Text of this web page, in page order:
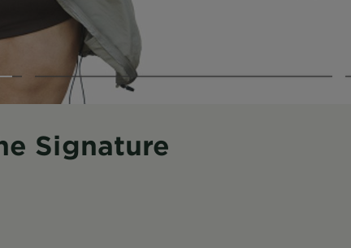
DOSTU, GÜNLÜK SPF
Güneş Koruyucuyla Koru & Parla